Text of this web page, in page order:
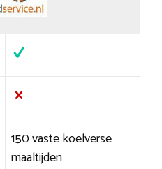
150 vaste koelverse
maaltijden